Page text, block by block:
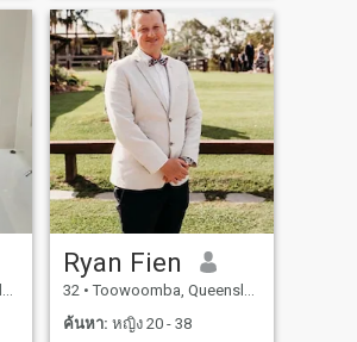
Ryan Fien
32 • Toowoomba, Queensland, ออสเตรเลีย
ค้นหา: หญิง 20 - 38